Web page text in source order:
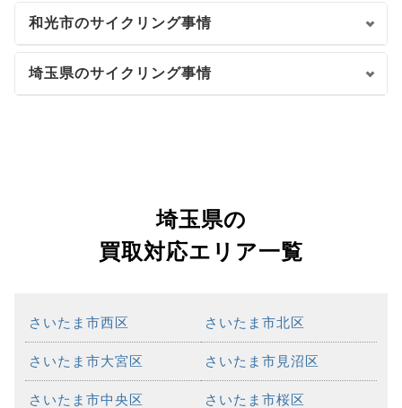
和光市のサイクリング事情
埼玉県のサイクリング事情
埼玉県の
買取対応エリア一覧
さいたま市西区 さいたま市北区
さいたま市大宮区 さいたま市見沼区
さいたま市中央区 さいたま市桜区